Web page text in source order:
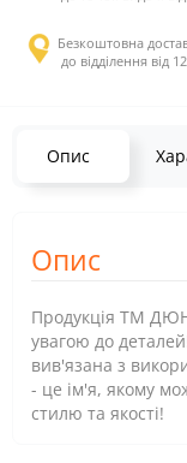
Безкоштовна
до відділення від
Опис
Опис
Продукція ТМ
увагою до
вив'язана з
- це ім'я, якому
стилю та якості!